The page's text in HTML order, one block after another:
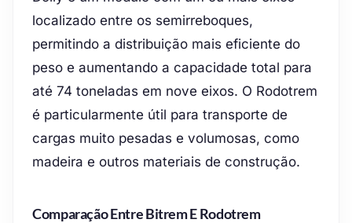
localizado entre os semirreboques,
permitindo a distribuição mais eficiente do
peso e aumentando a capacidade total para
até 74 toneladas em nove eixos. O Rodotrem
é particularmente útil para transporte de
cargas muito pesadas e volumosas, como
madeira e outros materiais de construção.
Comparação Entre Bitrem E Rodotrem